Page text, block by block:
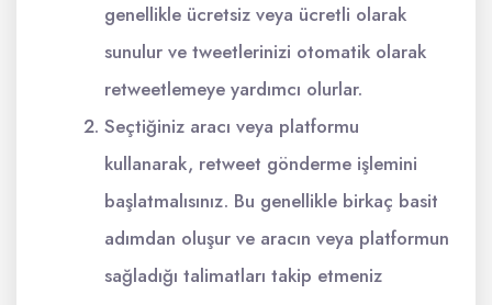
genellikle ücretsiz veya ücretli olarak
sunulur ve tweetlerinizi otomatik olarak
retweetlemeye yardımcı olurlar.
Seçtiğiniz aracı veya platformu
kullanarak, retweet gönderme işlemini
başlatmalısınız. Bu genellikle birkaç basit
adımdan oluşur ve aracın veya platformun
sağladığı talimatları takip etmeniz